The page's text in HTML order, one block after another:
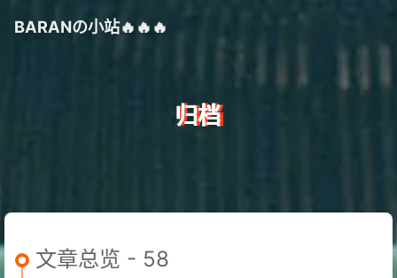
BARANの小站🔥🔥🔥
归档
文章总览 - 58